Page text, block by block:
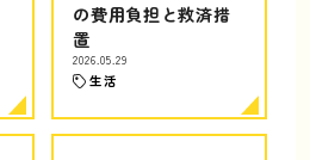
の費用負担と救済措
置
2026.05.29
生活